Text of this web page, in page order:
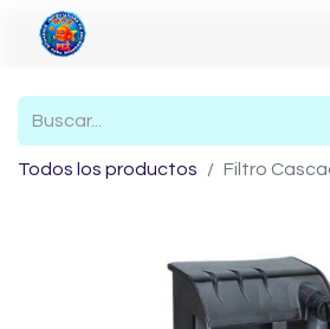
Todos los productos Filtro